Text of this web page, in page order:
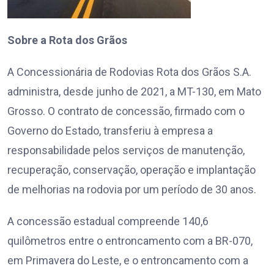
Sobre a Rota dos Grãos
A Concessionária de Rodovias Rota dos Grãos S.A.
administra, desde junho de 2021, a MT-130, em Mato
Grosso. O contrato de concessão, firmado com o
Governo do Estado, transferiu à empresa a
responsabilidade pelos serviços de manutenção,
recuperação, conservação, operação e implantação
de melhorias na rodovia por um período de 30 anos.
A concessão estadual compreende 140,6
quilômetros entre o entroncamento com a BR-070,
em Primavera do Leste, e o entroncamento com a